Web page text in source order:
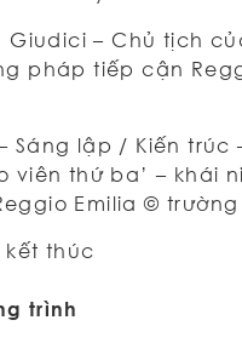
Giudici – Chủ tịch
pháp tiếp cận
Sáng lập / Kiến trúc
viên thứ ba’ – khái
Emilia © trường
kết thúc
trình